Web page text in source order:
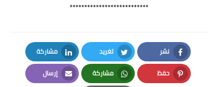
***************************
نشر
Facebook
تغريد
Twitter
مشاركة
LinkedIn
حفظ مشاركة إرسال